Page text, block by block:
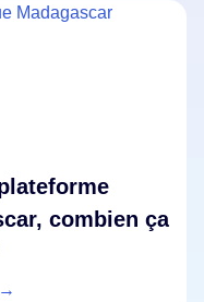
combien ça